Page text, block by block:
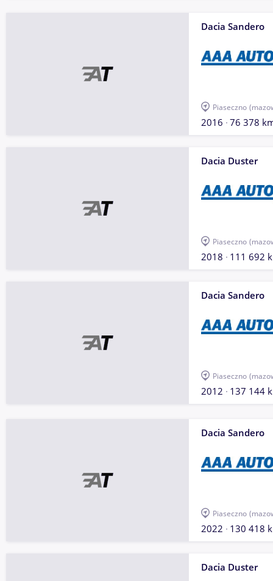
Dacia Sandero
Piaseczno
2016 76 378
Dacia Duster
Piaseczno
2018 111 692
Dacia Sandero
Piaseczno
2012 137 144
Dacia Sandero
Piaseczno
2022 130 418
Dacia Duster